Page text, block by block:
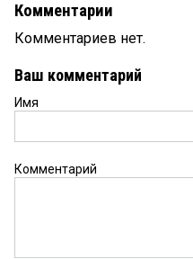
Комментарии
Комментариев нет.
Ваш комментарий
Имя
Комментарий